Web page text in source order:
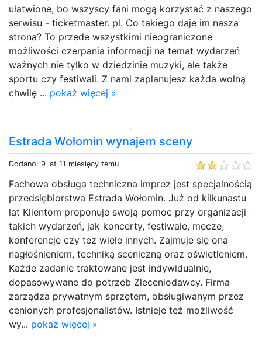
ułatwione, bo wszyscy fani mogą korzystać z naszego
serwisu - ticketmaster. pl. Co takiego daje im nasza
strona? To przede wszystkimi nieograniczone
możliwości czerpania informacji na temat wydarzeń
ważnych nie tylko w dziedzinie muzyki, ale także
sportu czy festiwali. Z nami zaplanujesz każda wolną
chwilę ... pokaż więcej »
Estrada Wołomin wynajem sceny
Dodano: 9 lat 11 miesięcy temu
Fachowa obsługa techniczna imprez jest specjalnością
przedsiębiorstwa Estrada Wołomin. Już od kilkunastu
lat Klientom proponuje swoją pomoc przy organizacji
takich wydarzeń, jak koncerty, festiwale, mecze,
konferencje czy też wiele innych. Zajmuje się ona
nagłośnieniem, techniką sceniczną oraz oświetleniem.
Każde zadanie traktowane jest indywidualnie,
dopasowywane do potrzeb Zleceniodawcy. Firma
zarządza prywatnym sprzętem, obsługiwanym przez
cenionych profesjonalistów. Istnieje też możliwość
wy... pokaż więcej »